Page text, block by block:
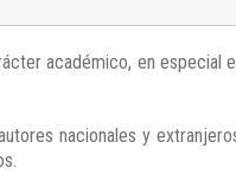
académico, en especial
nacionales y